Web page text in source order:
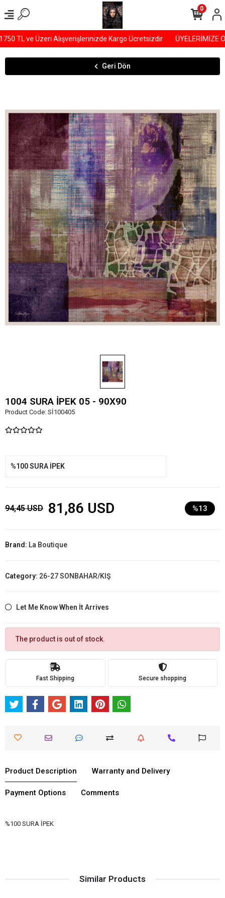
TL ve Üzeri Alışverişlerinizde Kargo Ücretsizdir ÜYELERİMİZE
0
Geri Dön
1004 SURA İPEK 05 - 90X90
Product Code: Sİ100405
%100 SURA İPEK
94,45 USD 81,86 USD %13
Brand: La Boutique
Category: 26-27 SONBAHAR/KIŞ
Let Me Know When İt Arrives
The product is out of stock.
Fast Shipping Secure shopping
Product Description Warranty and Delivery
Payment Options Comments
%100 SURA İPEK
Similar Products